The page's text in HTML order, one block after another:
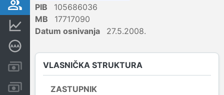
Vlasnička struktura
Kreditni limit kompanije
Računi i blokade
PIB
105686036
MB
17717090
Datum osnivanja
27.5.2008.
VLASNIČKA STRUKTURA
ZASTUPNIK